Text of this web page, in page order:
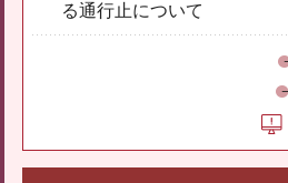
る通行止について